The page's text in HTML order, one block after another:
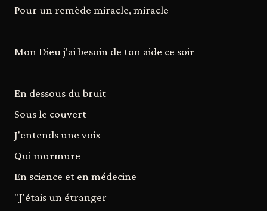
Pour un remède miracle, miracle
Mon Dieu j'ai besoin de ton aide ce soir
En dessous du bruit
Sous le couvert
J'entends une voix
Qui murmure
En science et en médecine
"J'étais un étranger